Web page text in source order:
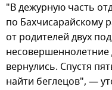
"В дежурную часть
по Бахчисарайскому
от родителей двух
вернулись. Спустя
найти беглецов", —